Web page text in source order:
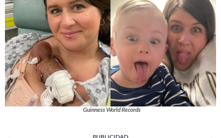
Guinness World Records